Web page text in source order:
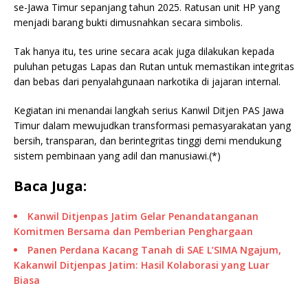
se-Jawa Timur sepanjang tahun 2025. Ratusan unit HP yang
menjadi barang bukti dimusnahkan secara simbolis.
Tak hanya itu, tes urine secara acak juga dilakukan kepada
puluhan petugas Lapas dan Rutan untuk memastikan integritas
dan bebas dari penyalahgunaan narkotika di jajaran internal.
Kegiatan ini menandai langkah serius Kanwil Ditjen PAS Jawa
Timur dalam mewujudkan transformasi pemasyarakatan yang
bersih, transparan, dan berintegritas tinggi demi mendukung
sistem pembinaan yang adil dan manusiawi.(*)
Baca Juga:
Kanwil Ditjenpas Jatim Gelar Penandatanganan
Komitmen Bersama dan Pemberian Penghargaan
Panen Perdana Kacang Tanah di SAE L’SIMA Ngajum,
Kakanwil Ditjenpas Jatim: Hasil Kolaborasi yang Luar
Biasa